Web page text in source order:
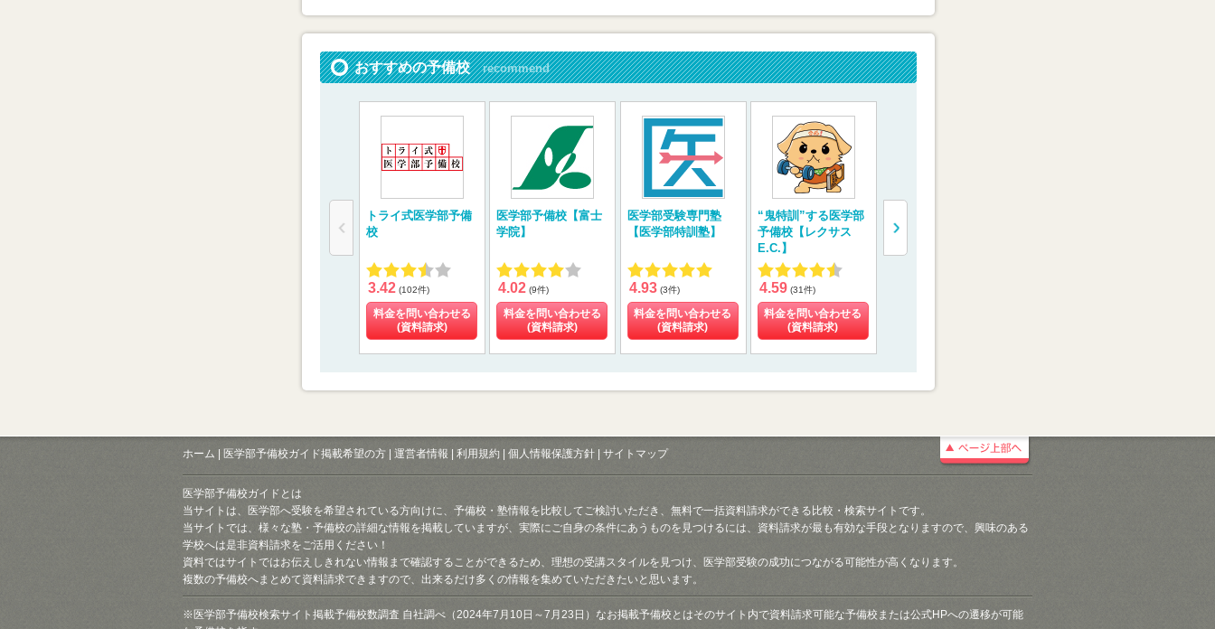
おすすめの予備校 recommend
トライ式医学部予備
校
3.42 (102件)
料金を問い合わせる
(資料請求)
医学部予備校【富士
学院】
4.02 (9件)
料金を問い合わせる
(資料請求)
医学部受験専門塾
【医学部特訓塾】
4.93 (3件)
料金を問い合わせる
(資料請求)
“鬼特訓”する医学部
予備校【レクサス
E.C.】
4.59 (31件)
料金を問い合わせる
(資料請求)
【京都医塾】
ホーム 医学部予備校ガイド掲載希望の方 運営者情報 利用規約 個人情報保護方針 サイトマップ
医学部予備校ガイドとは
当サイトは、医学部へ受験を希望されている方向けに、予備校・塾情報を比較してご検討いただき、無料で一括資料請求ができる比較・検索サイトです。
当サイトでは、様々な塾・予備校の詳細な情報を掲載していますが、実際にご自身の条件にあうものを見つけるには、資料請求が最も有効な手段となりますので、興味のある
学校へは是非資料請求をご活用ください！
資料ではサイトではお伝えしきれない情報まで確認することができるため、理想の受講スタイルを見つけ、医学部受験の成功につながる可能性が高くなります。
複数の予備校へまとめて資料請求できますので、出来るだけ多くの情報を集めていただきたいと思います。
※医学部予備校検索サイト掲載予備校数調査 自社調べ（2024年7月10日～7月23日）なお掲載予備校とはそのサイト内で資料請求可能な予備校または公式HPへの遷移が可能